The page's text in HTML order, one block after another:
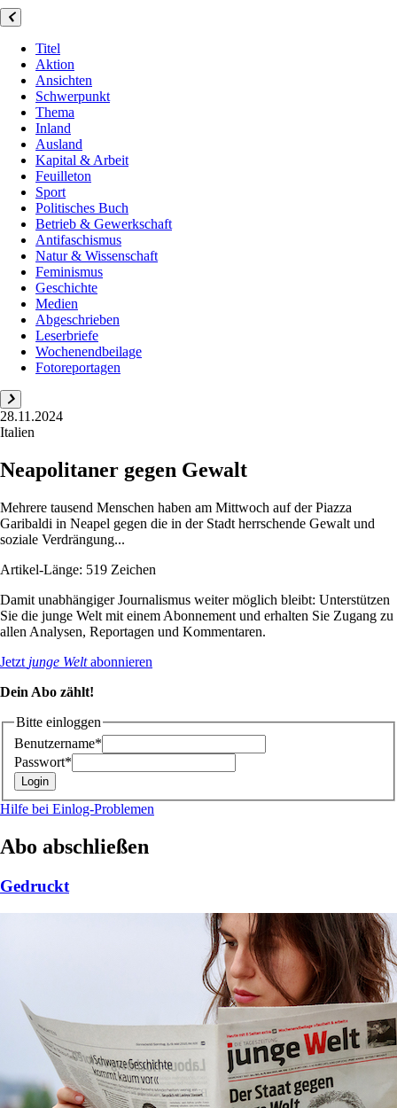
Titel
Aktion
Ansichten
Schwerpunkt
Thema
Inland
Ausland
Kapital & Arbeit
Feuilleton
Sport
Politisches Buch
Betrieb & Gewerkschaft
Antifaschismus
Natur & Wissenschaft
Feminismus
Geschichte
Medien
Abgeschrieben
Leserbriefe
Wochenendbeilage
Fotoreportagen
28.11.2024
Italien
Neapolitaner gegen Gewalt
Mehrere tausend Menschen haben am Mittwoch auf der Piazza
Garibaldi in Neapel gegen die in der Stadt herrschende Gewalt und
soziale Verdrängung...
Artikel-Länge: 519 Zeichen
Damit unabhängiger Journalismus weiter möglich bleibt: Unterstützen
Sie die junge Welt mit einem Abonnement und erhalten Sie Zugang zu
allen Analysen, Reportagen und Kommentaren.
Jetzt junge Weltabonnieren
Dein Abo zählt!
Bitte einloggen
Benutzername*
Passwort*
Hilfe bei Einlog-Problemen
Abo abschließen
Gedruckt